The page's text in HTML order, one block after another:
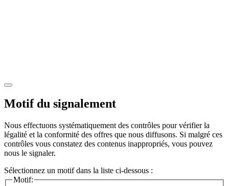
Motif du signalement
Nous effectuons systématiquement des contrôles pour vérifier la
légalité et la conformité des offres que nous diffusons. Si malgré ces
contrôles vous constatez des contenus inappropriés, vous pouvez
nous le signaler.
Sélectionnez un motif dans la liste ci-dessous :
Motif: